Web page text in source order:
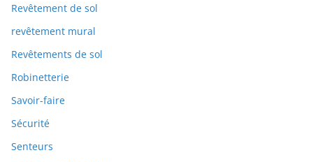
Revêtement de sol
revêtement mural
Revêtements de sol
Robinetterie
Savoir-faire
Sécurité
Senteurs